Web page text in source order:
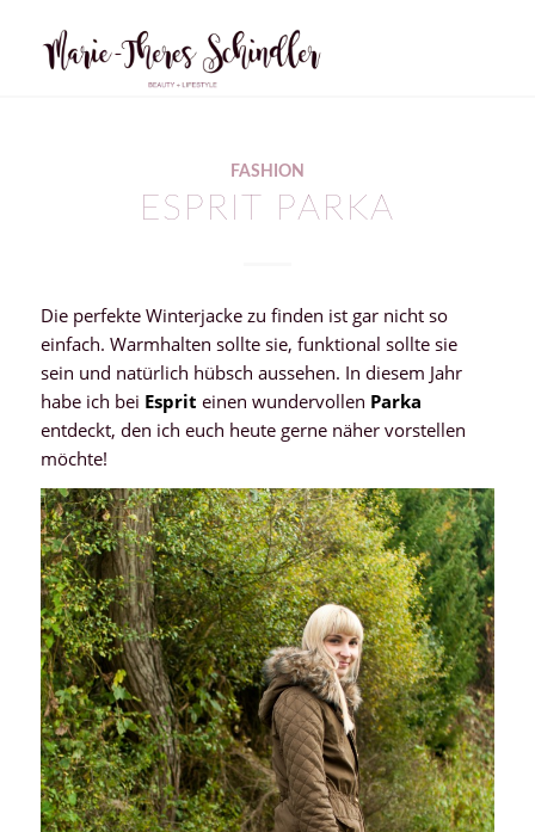
FASHION
ESPRIT PARKA
Die perfekte Winterjacke zu finden ist gar nicht so
einfach. Warmhalten sollte sie, funktional sollte sie
sein und natürlich hübsch aussehen. In diesem Jahr
habe ich bei Esprit einen wundervollen Parka
entdeckt, den ich euch heute gerne näher vorstellen
möchte!